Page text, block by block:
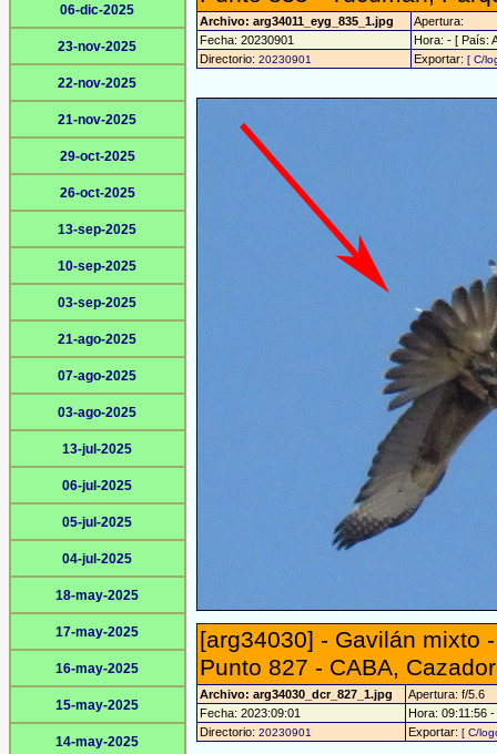
06-dic-2025
23-nov-2025
22-nov-2025
21-nov-2025
29-oct-2025
26-oct-2025
13-sep-2025
10-sep-2025
03-sep-2025
21-ago-2025
07-ago-2025
03-ago-2025
13-jul-2025
06-jul-2025
05-jul-2025
04-jul-2025
18-may-2025
17-may-2025
16-may-2025
15-may-2025
14-may-2025
Archivo: arg34011_eyg_835_1.jpg
Apertura:
Fecha: 20230901
Hora: - [ País:
Directorio: 20230901 Exportar: [ C/
[arg34030] - Gavilán mixto
Punto 827 - CABA,
Archivo: arg34030_dcr_827_1.jpg
Apertura: f/5.6
Fecha: 2023:09:01
Hora: 09:11:56
Directorio: 20230901 Exportar: [ C/